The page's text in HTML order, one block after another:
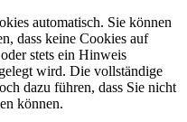
automatisch. Sie können
dass keine Cookies auf
stets ein Hinweis
wird. Die vollständige
dazu führen, dass Sie nicht
können.